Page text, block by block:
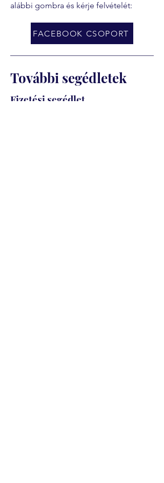
alábbi gombra és kérje felvételét:
FACEBOOK CSOPORT
További segédletek
Fizetési segédlet